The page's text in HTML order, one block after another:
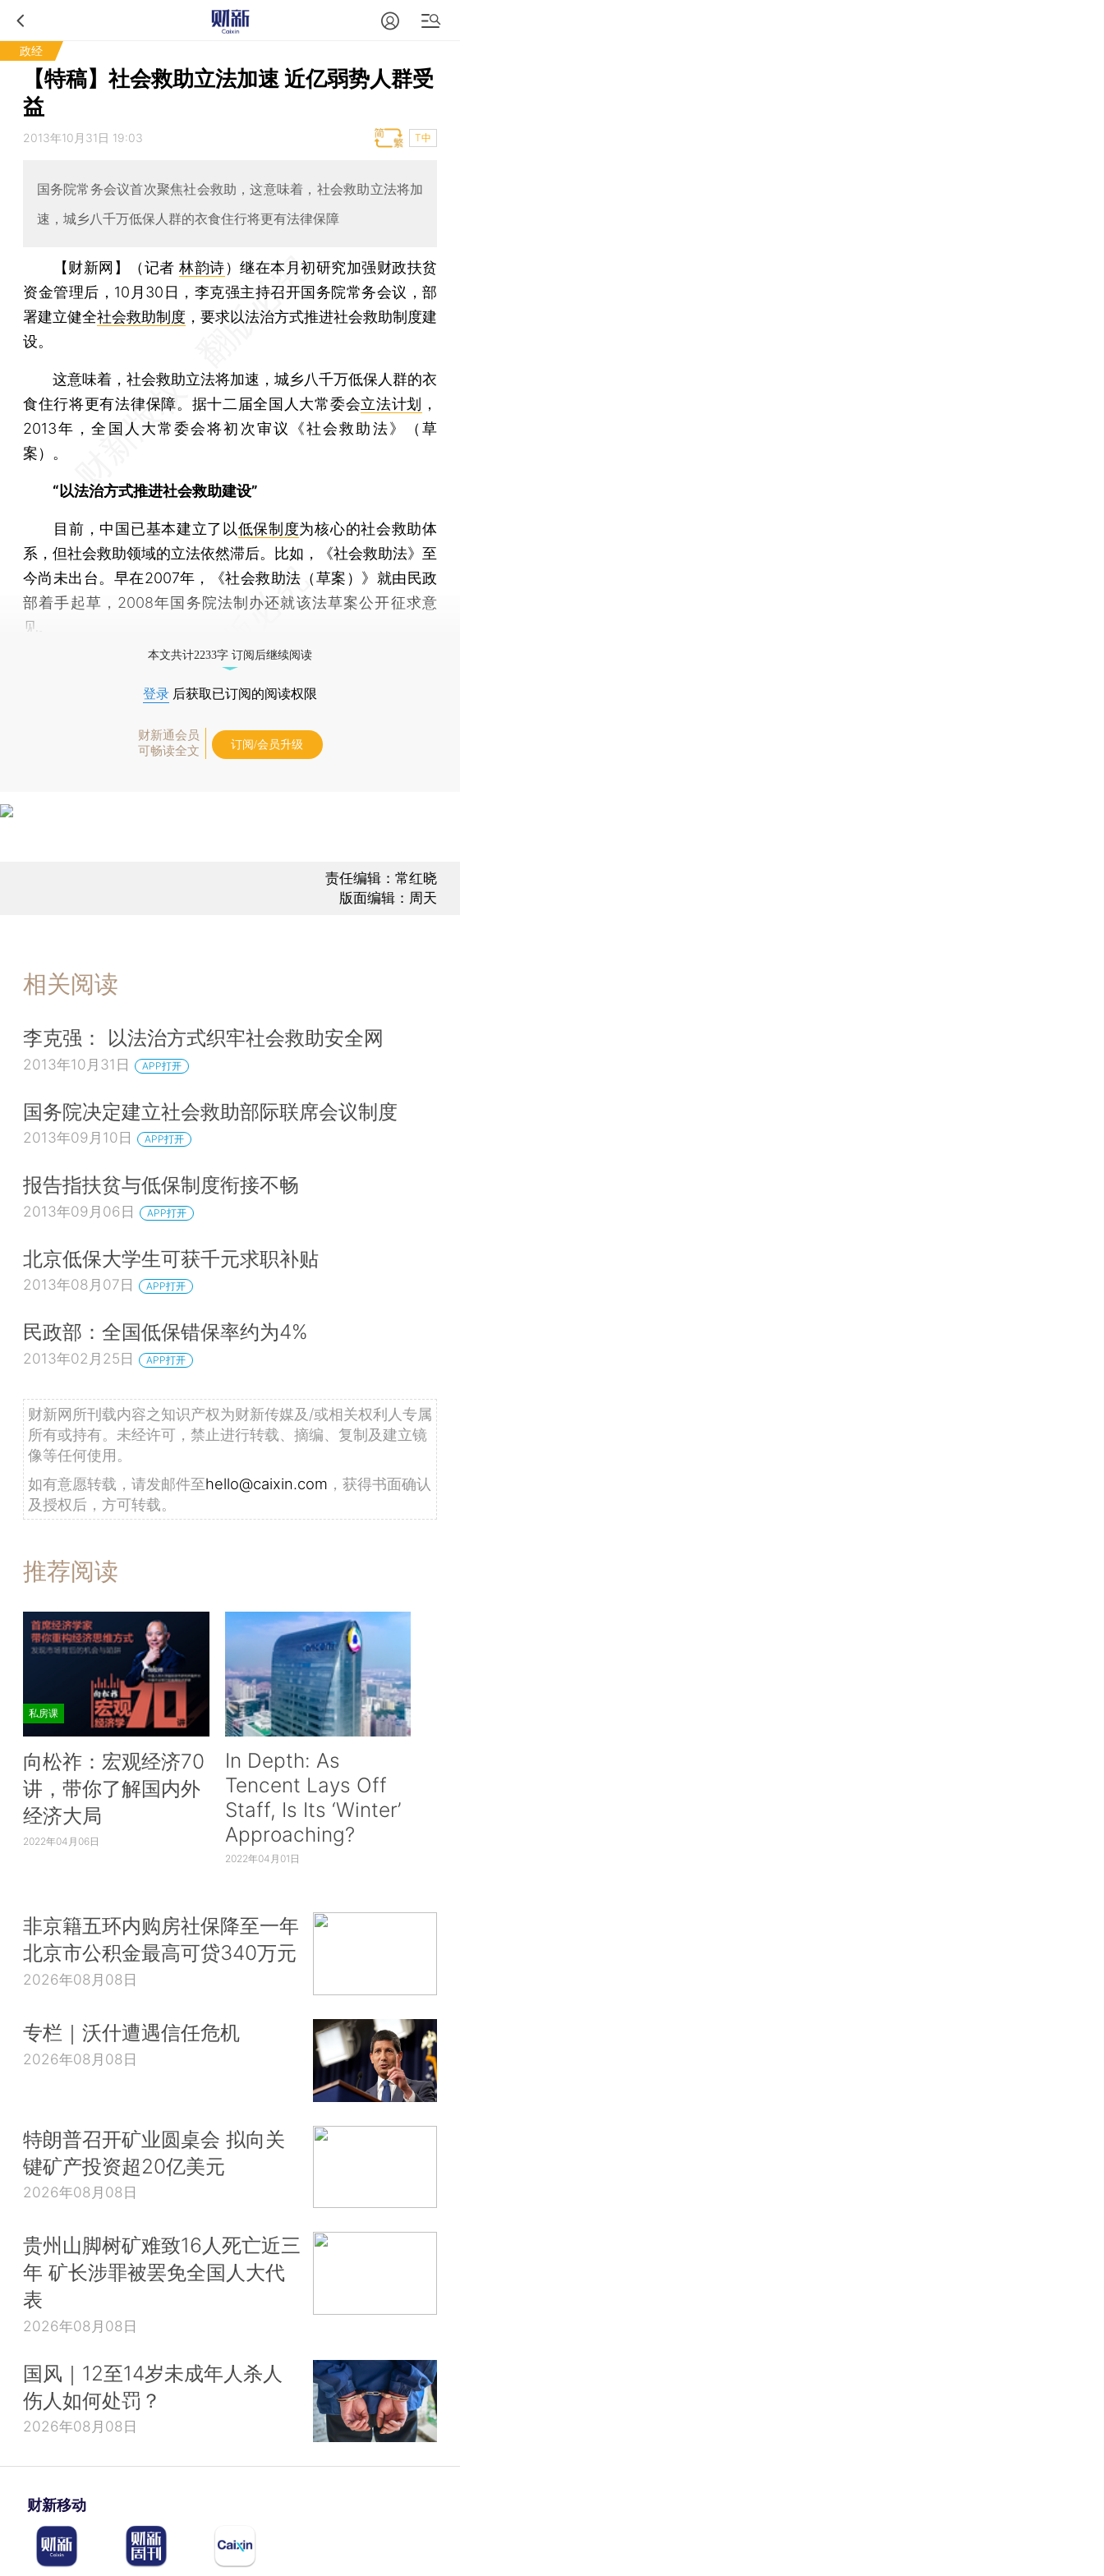
政经
【特稿】社会救助立法加速 近亿弱势人群受
益
2013年10月31日 19:03 T中
国务院常务会议首次聚焦社会救助，这意味着，社会救助立法将加
速，城乡八千万低保人群的衣食住行将更有法律保障
【财新网】（记者林韵诗）继在本月初研究加强财政扶贫
资金管理后，10月30日，李克强主持召开国务院常务会议，部
署建立健全社会救助制度 ，要求以法治方式推进社会救助制度建
设。
这意味着，社会救助立法将加速，城乡八千万低保人群的衣
食住行将更有法律保障。据十二届全国人大常委会立法计划 ，
2013年，全国人大常委会将初次审议《社会救助法》（草
案）。
“以法治方式推进社会救助建设”
目前，中国已基本建立了以低保制度为核心的社会救助体
系，但社会救助领域的立法依然滞后。比如，《社会救助法》至
今尚未出台。早在2007年，《社会救助法（草案）》就由民政
部着手起草，2008年国务院法制办还就该法草案公开征求意
见。
本文共计2233字 订阅后继续阅读
登录 后获取已订阅的阅读权限
财新通会员
可畅读全文
订阅/会员升级
责任编辑：常红晓
版面编辑：周天
相关阅读
李克强： 以法治方式织牢社会救助安全网
2013年10月31日 APP打开
国务院决定建立社会救助部际联席会议制度
2013年09月10日 APP打开
报告指扶贫与低保制度衔接不畅
2013年09月06日 APP打开
北京低保大学生可获千元求职补贴
2013年08月07日 APP打开
民政部：全国低保错保率约为4%
2013年02月25日 APP打开
财新网所刊载内容之知识产权为财新传媒及/或相关权利人专属
所有或持有。未经许可，禁止进行转载、摘编、复制及建立镜
像等任何使用。
如有意愿转载，请发邮件至hello@caixin.com ，获得书面确认
及授权后，方可转载。
推荐阅读
私房课
向松祚：宏观经济70
讲，带你了解国内外
经济大局
2022年04月06日
In Depth: As
Tencent Lays Off
Staff, Is Its ‘Winter’
Approaching?
2022年04月01日
非京籍五环内购房社保降至一年
北京市公积金最高可贷340万元
2026年08月08日
专栏｜沃什遭遇信任危机
2026年08月08日
特朗普召开矿业圆桌会 拟向关
键矿产投资超20亿美元
2026年08月08日
贵州山脚树矿难致16人死亡近三
年 矿长涉罪被罢免全国人大代
表
2026年08月08日
国风｜12至14岁未成年人杀人
伤人如何处罚？
2026年08月08日
财新移动